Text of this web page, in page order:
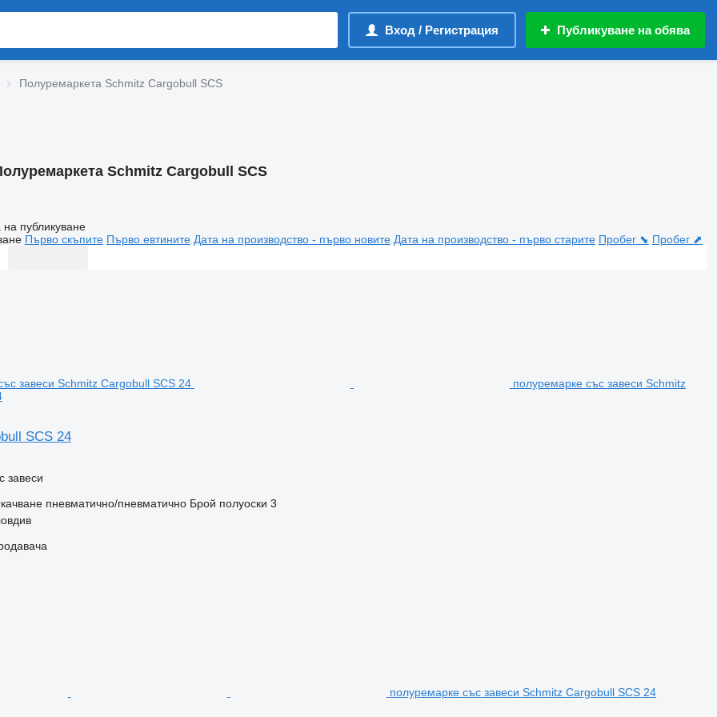
Вход / Регистрация Публикуване на обява
Полуремаркета Schmitz Cargobull SCS
Schmitz Cargobull SCS
на публикуване
Първо скъпите Първо евтините Дата на производство - първо новите Дата на производство - първо старите Пробег ⬊ Пробег ⬈
полуремарке със завеси Schmitz
SCS 24
завеси
пневматично/пневматично Брой полуоски 3
полуремарке със завеси Schmitz Cargobull SCS 24